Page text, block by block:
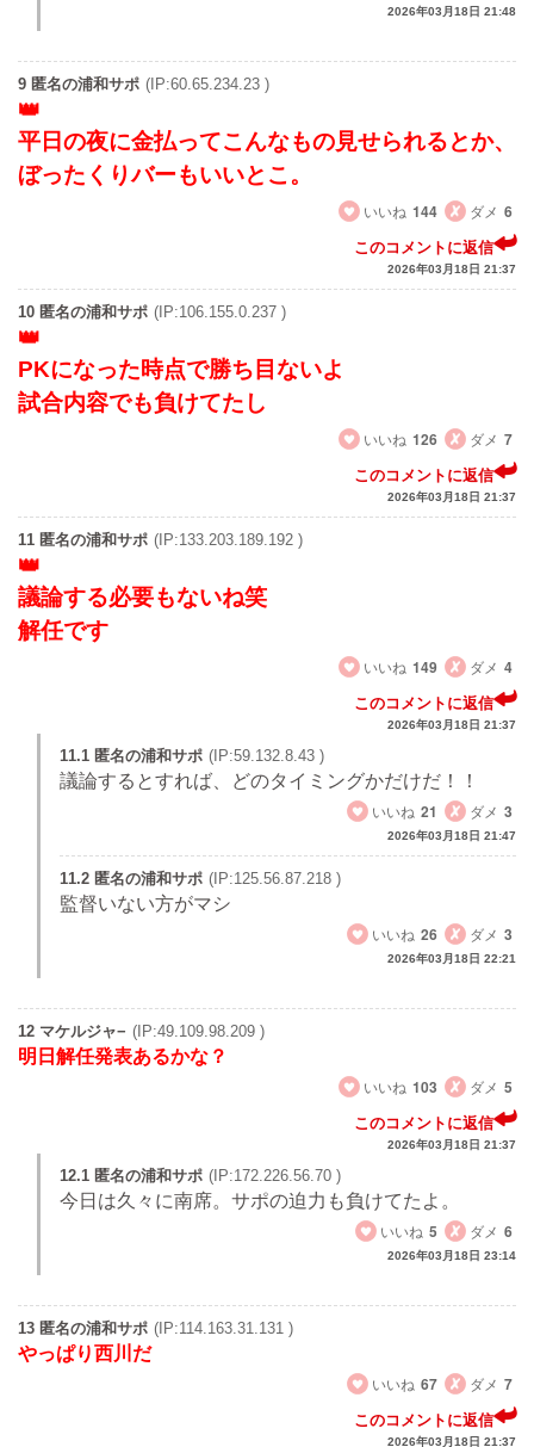
2026年03月18日 21:48
9 匿名の浦和サポ (IP:60.65.234.23 )
平日の夜に金払ってこんなもの見せられるとか、
ぼったくりバーもいいとこ。
いいね 144 ダメ 6
このコメントに返信
2026年03月18日 21:37
10 匿名の浦和サポ (IP:106.155.0.237 )
PKになった時点で勝ち目ないよ
試合内容でも負けてたし
いいね 126 ダメ 7
このコメントに返信
2026年03月18日 21:37
11 匿名の浦和サポ (IP:133.203.189.192 )
議論する必要もないね笑
解任です
いいね 149 ダメ 4
このコメントに返信
2026年03月18日 21:37
11.1 匿名の浦和サポ (IP:59.132.8.43 )
議論するとすれば、どのタイミングかだけだ！！
いいね 21 ダメ 3
2026年03月18日 21:47
11.2 匿名の浦和サポ (IP:125.56.87.218 )
監督いない方がマシ
いいね 26 ダメ 3
2026年03月18日 22:21
12 マケルジャ− (IP:49.109.98.209 )
明日解任発表あるかな？
いいね 103 ダメ 5
このコメントに返信
2026年03月18日 21:37
12.1 匿名の浦和サポ (IP:172.226.56.70 )
今日は久々に南席。サポの迫力も負けてたよ。
いいね 5 ダメ 6
2026年03月18日 23:14
13 匿名の浦和サポ (IP:114.163.31.131 )
やっぱり西川だ
いいね 67 ダメ 7
このコメントに返信
2026年03月18日 21:37